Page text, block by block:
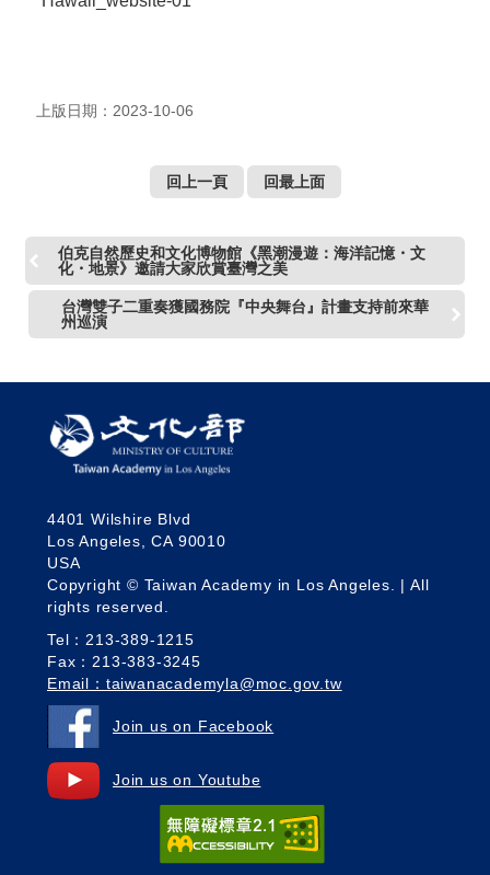
上版日期：2023-10-06
回上一頁 回最上面
伯克自然歷史和文化博物館《黑潮漫遊：海洋記憶・文
化・地景》邀請大家欣賞臺灣之美
台灣雙子二重奏獲國務院『中央舞台』計畫支持前來華
州巡演
4401 Wilshire Blvd
Los Angeles, CA 90010
USA
Copyright © Taiwan Academy in Los Angeles. | All
rights reserved.
Tel：213-389-1215
Fax：213-383-3245
Email：taiwanacademyla@moc.gov.tw
Join us on Facebook
Join us on Youtube